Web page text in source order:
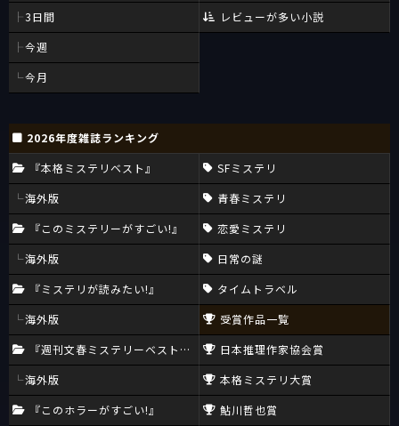
3日間
今週
今月
レビューが多い小説
2026年度雑誌ランキング
『本格ミステリベスト』
海外版
『このミステリーがすごい!』
海外版
『ミステリが読みたい!』
海外版
『週刊文春ミステリーベスト10』
海外版
『このホラーがすごい!』
SFミステリ
青春ミステリ
恋愛ミステリ
日常の謎
タイムトラベル
受賞作品一覧
日本推理作家協会賞
本格ミステリ大賞
鮎川哲也賞